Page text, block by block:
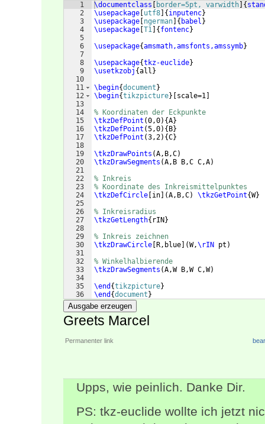
1
2
3
4
5
6
7
8
9
10
11
12
13
14
15
16
17
18
19
20
21
22
23
24
25
26
27
28
29
30
31
32
33
34
35
36
\documentclass border=5pt, varwidth {
\usepackage utf8 { inputenc}
\usepackage ngerman { babel }
\usepackage T1 { fontenc}
\usepackage{amsmath,amsfonts,amssymb}
\usepackage{tkz-euclide}
\usetkzobj {all }
\begin{document }
\begin{tikzpicture} scale=1
% Koordinaten der Eckpunkte
\tkzDefPoint (0,0) {A}
\tkzDefPoint (5,0) { B}
\tkzDefPoint (3,2) {C}
\tkzDrawPoints (A,B,C)
\tkzDrawSegments (A,B B,C C,A)
% Inkreis
% Koordinate des Inkreismittelpunktes
\tkzDefCircle in (A,B,C) \tkzGetPoint{W}
% Inkreisradius
\tkzGetLength{ rIN }
% Inkreis zeichnen
\tkzDrawCircle
R,blue (W,\rIN pt )
% Winkelhalbierende
\tkzDrawSegments (A,W B,W C,W)
\end {tikzpicture}
\end {document }
Ausgabe erzeugen
Greets Marcel
Permanenter link
Upps, wie peinlich. Danke Dir.
PS: tkz-euclide wollte ich jetzt